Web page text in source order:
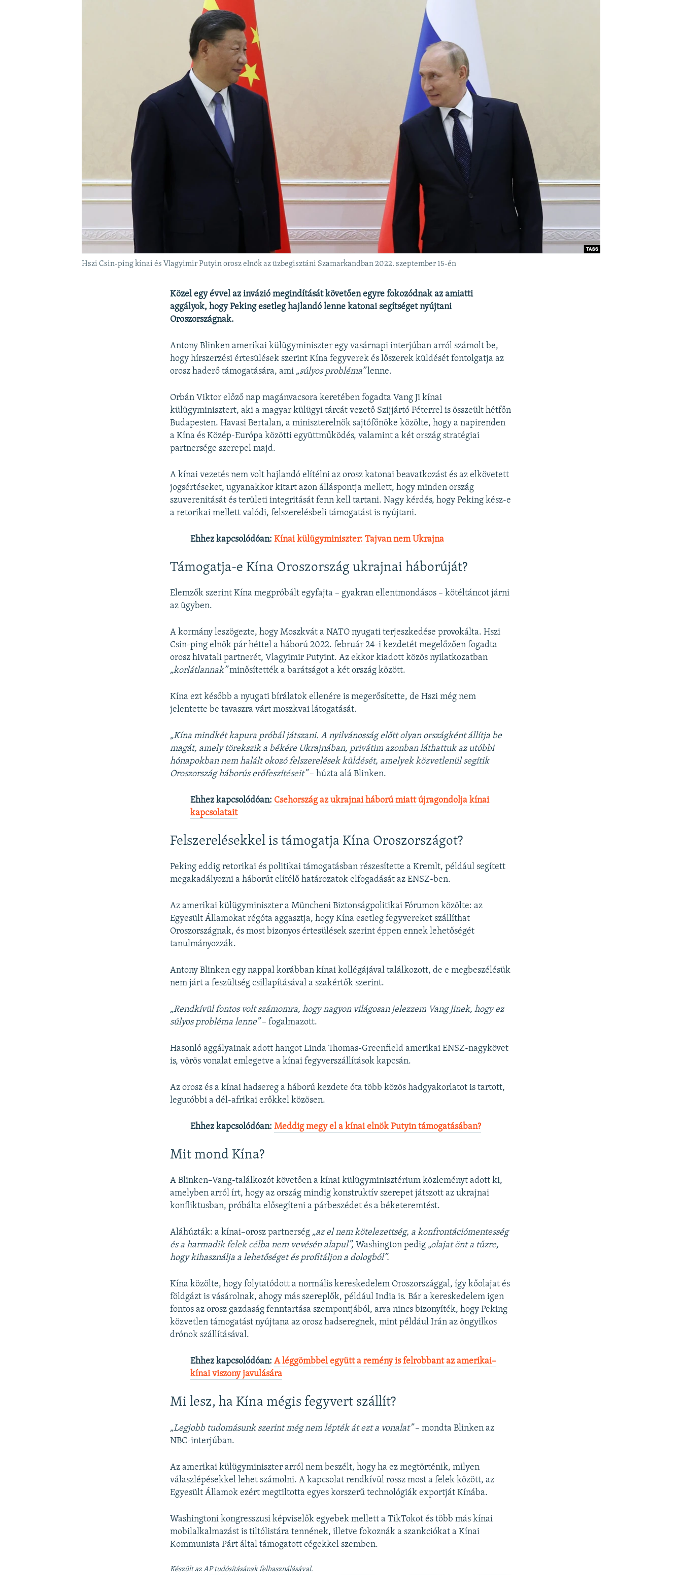
Hszi Csin-ping kínai és Vlagyimir Putyin orosz elnök az üzbegisztáni Szamarkandban 2022. szeptember 15-én
Közel egy évvel az invázió megindítását követően egyre fokozódnak az amiatti
aggályok, hogy Peking esetleg hajlandó lenne katonai segítséget nyújtani
Oroszországnak.
Antony Blinken amerikai külügyminiszter egy vasárnapi interjúban arról számolt be,
hogy hírszerzési értesülések szerint Kína fegyverek és lőszerek küldését fontolgatja az
orosz haderő támogatására, ami „súlyos probléma”lenne.
Orbán Viktor előző nap magánvacsora keretében fogadta Vang Ji kínai
külügyminisztert, aki a magyar külügyi tárcát vezető Szijjártó Péterrel is összeült hétfőn
Budapesten. Havasi Bertalan, a miniszterelnök sajtófőnöke közölte, hogy a napirenden
a Kína és Közép-Európa közötti együttműködés, valamint a két ország stratégiai
partnersége szerepel majd.
A kínai vezetés nem volt hajlandó elítélni az orosz katonai beavatkozást és az elkövetett
jogsértéseket, ugyanakkor kitart azon álláspontja mellett, hogy minden ország
szuverenitását és területi integritását fenn kell tartani. Nagy kérdés, hogy Peking kész-e
a retorikai mellett valódi, felszerelésbeli támogatást is nyújtani.
Ehhez kapcsolódóan:Kínai külügyminiszter: Tajvan nem Ukrajna
Támogatja-e Kína Oroszország ukrajnai háborúját?
Elemzők szerint Kína megpróbált egyfajta – gyakran ellentmondásos – kötéltáncot járni
az ügyben.
A kormány leszögezte, hogy Moszkvát a NATO nyugati terjeszkedése provokálta. Hszi
Csin-ping elnök pár héttel a háború 2022. február 24-i kezdetét megelőzően fogadta
orosz hivatali partnerét, Vlagyimir Putyint. Az ekkor kiadott közös nyilatkozatban
„korlátlannak”minősítették a barátságot a két ország között.
Kína ezt később a nyugati bírálatok ellenére is megerősítette, de Hszi még nem
jelentette be tavaszra várt moszkvai látogatását.
„Kína mindkét kapura próbál játszani. A nyilvánosság előtt olyan országként állítja be
magát, amely törekszik a békére Ukrajnában, privátim azonban láthattuk az utóbbi
hónapokban nem halált okozó felszerelések küldését, amelyek közvetlenül segítik
Oroszország háborús erőfeszítéseit”– húzta alá Blinken.
Ehhez kapcsolódóan: Csehország az ukrajnai háború miatt újragondolja kínai
kapcsolatait
Felszerelésekkel is támogatja Kína Oroszországot?
Peking eddig retorikai és politikai támogatásban részesítette a Kremlt, például segített
megakadályozni a háborút elítélő határozatok elfogadását az ENSZ-ben.
Az amerikai külügyminiszter a Müncheni Biztonságpolitikai Fórumon közölte: az
Egyesült Államokat régóta aggasztja, hogy Kína esetleg fegyvereket szállíthat
Oroszországnak, és most bizonyos értesülések szerint éppen ennek lehetőségét
tanulmányozzák.
Antony Blinken egy nappal korábban kínai kollégájával találkozott, de e megbeszélésük
nem járt a feszültség csillapításával a szakértők szerint.
„Rendkívül fontos volt számomra, hogy nagyon világosan jelezzem Vang Jinek, hogy ez
súlyos probléma lenne”– fogalmazott.
Hasonló aggályainak adott hangot Linda Thomas-Greenfield amerikai ENSZ-nagykövet
is, vörös vonalat emlegetve a kínai fegyverszállítások kapcsán.
Az orosz és a kínai hadsereg a háború kezdete óta több közös hadgyakorlatot is tartott,
legutóbbi a dél-afrikai erőkkel közösen.
Ehhez kapcsolódóan:Meddig megy el a kínai elnök Putyin támogatásában?
Mit mond Kína?
A Blinken–Vang-találkozót követően a kínai külügyminisztérium közleményt adott ki,
amelyben arról írt, hogy az ország mindig konstruktív szerepet játszott az ukrajnai
konfliktusban, próbálta elősegíteni a párbeszédet és a béketeremtést.
Aláhúzták: a kínai–orosz partnerség „az el nem kötelezettség, a konfrontációmentesség
és a harmadik felek célba nem vevésén alapul”, Washington pedig „olajat önt a tűzre,
hogy kihasználja a lehetőséget és profitáljon a dologból”.
Kína közölte, hogy folytatódott a normális kereskedelem Oroszországgal, így kőolajat és
földgázt is vásárolnak, ahogy más szereplők, például India is. Bár a kereskedelem igen
fontos az orosz gazdaság fenntartása szempontjából, arra nincs bizonyíték, hogy Peking
közvetlen támogatást nyújtana az orosz hadseregnek, mint például Irán az öngyilkos
drónok szállításával.
Ehhez kapcsolódóan:A léggömbbel együtt a remény is felrobbant az amerikai–
kínai viszony javulására
Mi lesz, ha Kína mégis fegyvert szállít?
„Legjobb tudomásunk szerint még nem lépték át ezt a vonalat”– mondta Blinken az
NBC-interjúban.
Az amerikai külügyminiszter arról nem beszélt, hogy ha ez megtörténik, milyen
válaszlépésekkel lehet számolni. A kapcsolat rendkívül rossz most a felek között, az
Egyesült Államok ezért megtiltotta egyes korszerű technológiák exportját Kínába.
Washingtoni kongresszusi képviselők egyebek mellett a TikTokot és több más kínai
mobilalkalmazást is tiltólistára tennének, illetve fokoznák a szankciókat a Kínai
Kommunista Párt által támogatott cégekkel szemben.
Készült az AP tudósításának felhasználásával.